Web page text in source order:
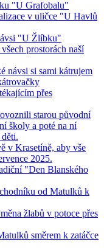
"U Grafobalu"
v uličce "U Havlů
"U Žlíbku"
prostorách naší
návsi si sami kátrujem
přes
starou původní
školy a poté na ní
v Krasetíně, aby vše
2025.
"Den Blanského
od Matulků k
žlabů v potoce přes
směrem k zatáčce